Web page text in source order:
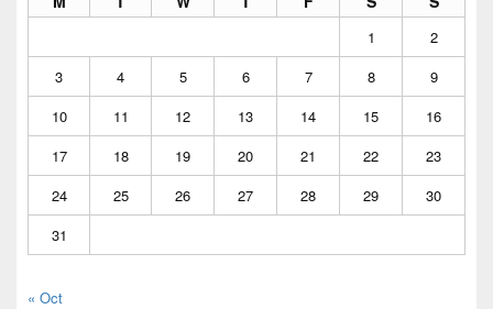
1
2
3
4 5 6 7 8
9
10
11 12 13 14 15
16
17
18 19 20 21 22
23
24
25 26 27 28 29
30
31
« Oct